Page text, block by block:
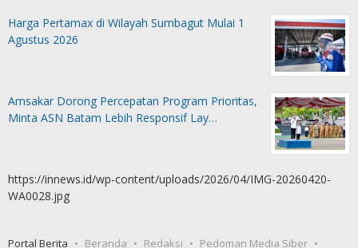
Harga Pertamax di Wilayah Sumbagut Mulai 1
Agustus 2026
Amsakar Dorong Percepatan Program Prioritas,
Minta ASN Batam Lebih Responsif Lay…
https://innews.id/wp-content/uploads/2026/04/IMG-20260420-
WA0028.jpg
Portal Berita Beranda Redaksi Pedoman Media Siber